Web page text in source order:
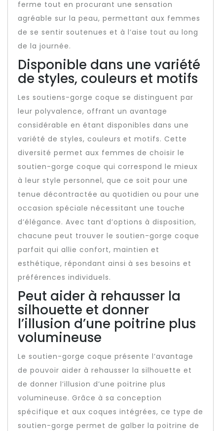
ferme tout en procurant une sensation
agréable sur la peau, permettant aux femmes
de se sentir soutenues et à l’aise tout au long
de la journée.
Disponible dans une variété
de styles, couleurs et motifs
Les soutiens-gorge coque se distinguent par
leur polyvalence, offrant un avantage
considérable en étant disponibles dans une
variété de styles, couleurs et motifs. Cette
diversité permet aux femmes de choisir le
soutien-gorge coque qui correspond le mieux
à leur style personnel, que ce soit pour une
tenue décontractée au quotidien ou pour une
occasion spéciale nécessitant une touche
d’élégance. Avec tant d’options à disposition,
chacune peut trouver le soutien-gorge coque
parfait qui allie confort, maintien et
esthétique, répondant ainsi à ses besoins et
préférences individuels.
Peut aider à rehausser la
silhouette et donner
l’illusion d’une poitrine plus
volumineuse
Le soutien-gorge coque présente l’avantage
de pouvoir aider à rehausser la silhouette et
de donner l’illusion d’une poitrine plus
volumineuse. Grâce à sa conception
spécifique et aux coques intégrées, ce type de
soutien-gorge permet de galber la poitrine de